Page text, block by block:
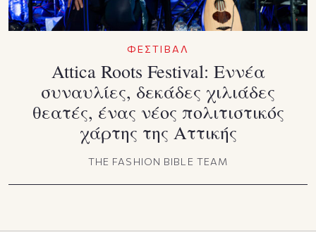
ΦΕΣΤΙΒΑΛ
Attica Roots Festival: Εννέα
συναυλίες, δεκάδες χιλιάδες
θεατές, ένας νέος πολιτιστικός
χάρτης της Αττικής
THE FASHION BIBLE TEAM